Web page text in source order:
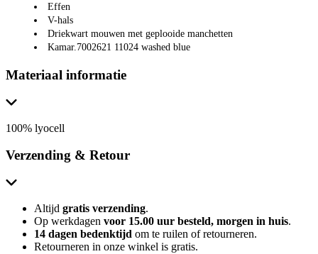
Effen
V-hals
Driekwart mouwen met geplooide manchetten
Kamar.7002621 11024 washed blue
Materiaal informatie
100% lyocell
Verzending & Retour
Altijd gratis verzending.
Op werkdagen voor 15.00 uur besteld, morgen in huis.
14 dagen bedenktijd om te ruilen of retourneren.
Retourneren in onze winkel is gratis.